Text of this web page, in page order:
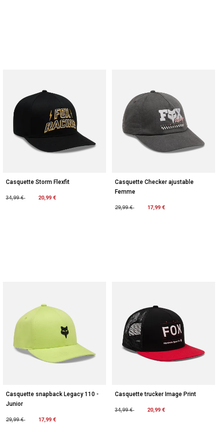
Casquette Storm Flexfit
Price reduced from
34,99 €to 20,99 €
Casquette Checker ajustable
Femme
Price reduced from
29,99 €to 17,99 €
Casquette snapback Legacy 110 -
Junior
Price reduced from
29,99 €to 17,99 €
Casquette trucker Image Print
Price reduced from
34,99 €to 20,99 €